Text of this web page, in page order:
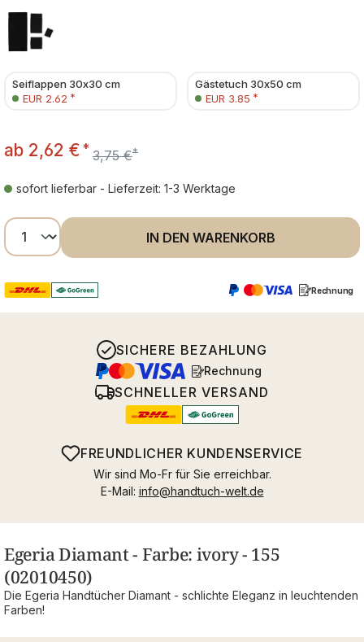
Seiflappen 30x30 cm
EUR 2.62 *
Gästetuch 30x50 cm
EUR 3.85 *
ab 2,62 € * 3,75 €*
sofort lieferbar - Lieferzeit: 1-3 Werktage
Produkt Anzahl: Gib den gewünschten
IN DEN WARENKORB
Rechnung
SICHERE BEZAHLUNG
Rechnung
SCHNELLER VERSAND
FREUNDLICHER KUNDENSERVICE
Wir sind Mo-Fr für Sie erreichbar.
E-Mail: info@handtuch-welt.de
Egeria Diamant - Farbe: ivory - 155
(02010450)
Die Egeria Handtücher Diamant - schlichte Eleganz in leuchtenden
Farben!